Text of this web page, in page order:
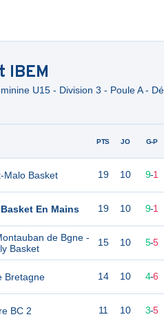
IBEM
U15 - Division 3 - Poule A -
Malo Basket
En Mains
de Bgne -
Basket
Bretagne
BC 2
PTS JO G-P
19 10 9-1
19 10 9-1
15 10 5-5
14 10 4-6
11 10 3-5